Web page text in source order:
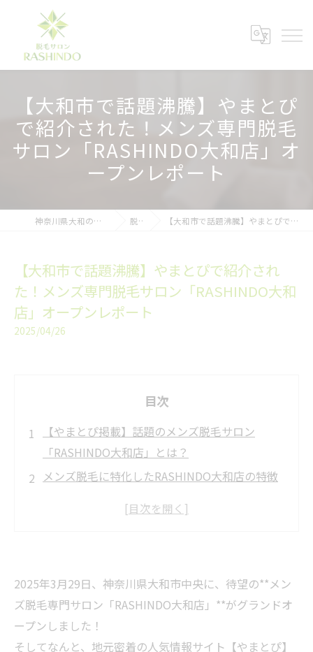
【大和市で話題沸騰】やまとぴ
で紹介された！メンズ専門脱毛
サロン「RASHINDO大和店」オ
ープンレポート
神奈川県大和の脱毛ならメンズ脱毛サロンRASHINDO大和店 脱毛ブログ 【大和市で話題沸騰】やまとぴで紹介された！メンズ専門脱毛サロン「RASHINDO大和店」オープンレポート
【大和市で話題沸騰】やまとぴで紹介され
た！メンズ専門脱毛サロン「RASHINDO大和
店」オープンレポート
2025/04/26
目次
【やまとぴ掲載】話題のメンズ脱毛サロン
「RASHINDO大和店」とは？
メンズ脱毛に特化したRASHINDO大和店の特徴
① 完全都度払い制で通いやすい
やまとぴ編集部も注目！こんな方におすすめ
RASHINDO大和店の基本情報
【体験談】実際にRASHINDO大和店で脱毛して
2025年3月29日、神奈川県大和市中央に、待望の**メン
ズ脱毛専門サロン「RASHINDO大和店」**がグランドオ
ープンしました！
そしてなんと、地元密着の人気情報サイト【やまとぴ】